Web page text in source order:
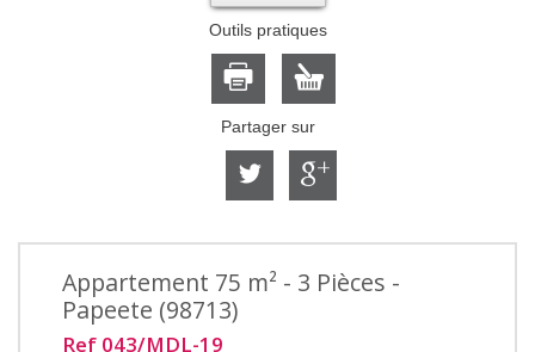
Outils pratiques
Partager sur
Appartement 75 m² - 3 Pièces -
Papeete (98713)
Ref 043/MDL-19